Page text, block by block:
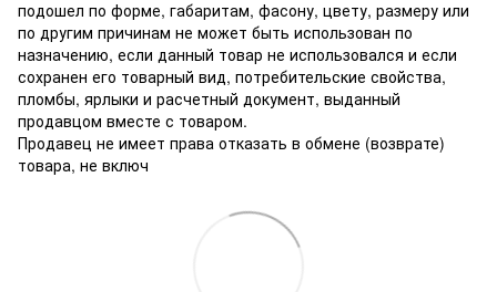
подошел по форме, габаритам, фасону, цвету, размеру или
по другим причинам не может быть использован по
назначению, если данный товар не использовался и если
сохранен его товарный вид, потребительские свойства,
пломбы, ярлыки и расчетный документ, выданный
продавцом вместе с товаром.
Продавец не имеет права отказать в обмене (возврате)
товара, не включ